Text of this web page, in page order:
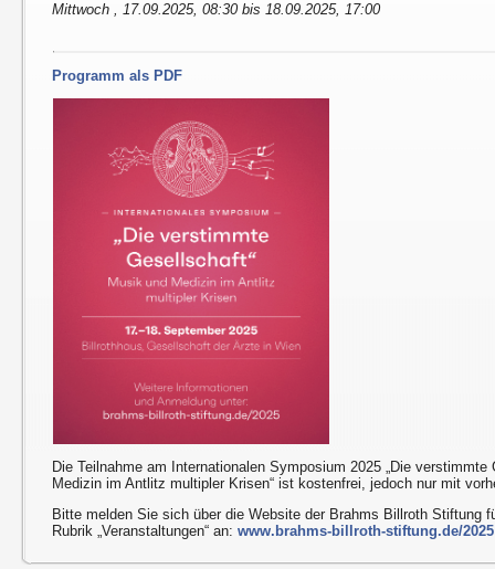
Mittwoch , 17.09.2025, 08:30 bis 18.09.2025, 17:00
Programm als PDF
Die Teilnahme am Internationalen Symposium 2025 „Die
Medizin im Antlitz multipler Krisen“ ist kostenfrei, jedoch nur mit
Bitte melden Sie sich über die Website der Brahms Billroth Stiftung
Rubrik „Veranstaltungen“ an:www.brahms-billroth-stiftung.de/2025